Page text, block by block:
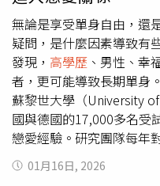
亞軍實力挑戰自我；台大
山底子十足；台大機械系
實戰派好手；成大都計系
驚人；陽明交大物理治療
啡烘焙師也是實力派高球
睛，集結來自全台的議員
力化為賽場戰力。台北市
高雄里長洪啟修、新竹村
里長王勝偉，背景橫跨軍
力不容小覷。值得一提的
無論是享受單身自由，還
疑問，是什麼因素導致有
發現， 高學歷 、男性、幸
者，更可能導致長期單身
蘇黎世大學（University
國與德國的17,000多名受
戀愛經驗。研究團隊每年
徵、心理狀態以及社會人
身的高風險群體包括
01月16日, 2026